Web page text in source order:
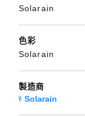
Solarain
色彩
Solarain
製造商
Solarain